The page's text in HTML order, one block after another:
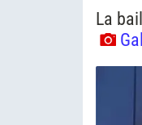
La